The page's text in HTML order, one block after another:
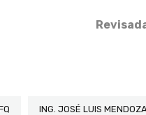
ING. JOSÉ LUIS